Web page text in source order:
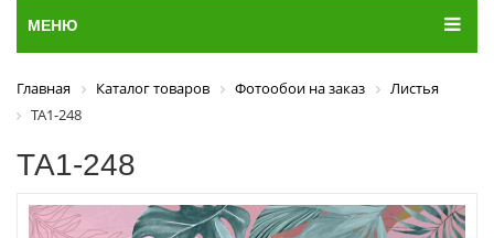
МЕНЮ
Главная Каталог товаров Фотообои на заказ
Листья
ТА1-248
ТА1-248